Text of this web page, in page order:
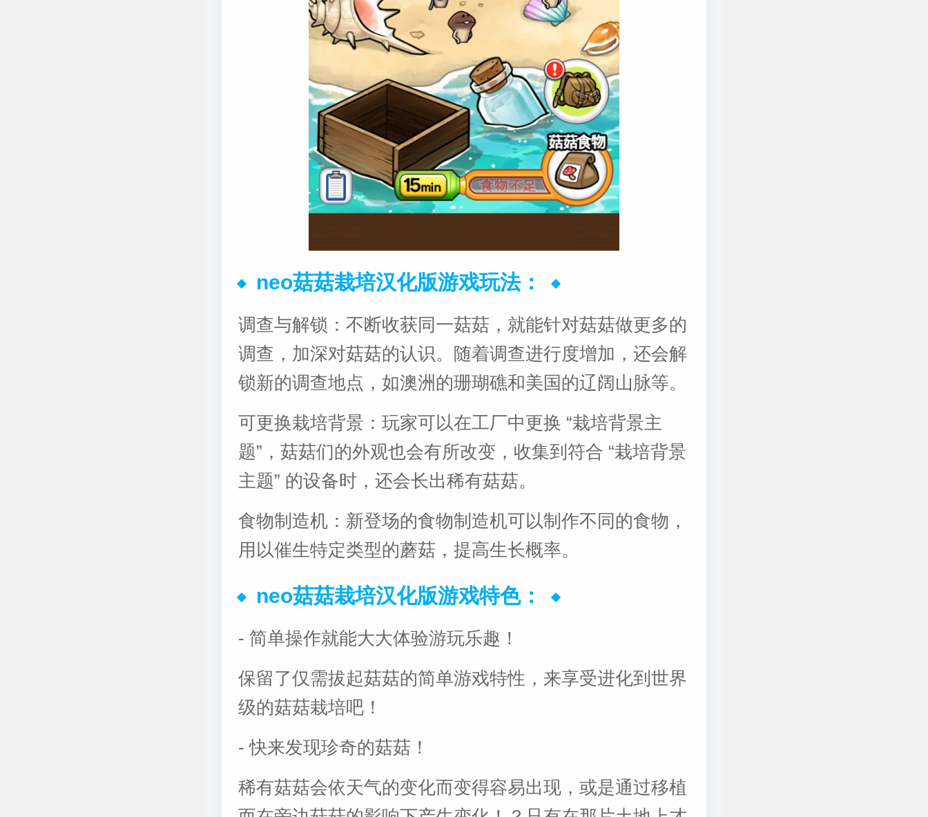
neo菇菇栽培汉化版游戏玩法：
调查与解锁：不断收获同一菇菇，就能针对菇菇做更多的
调查，加深对菇菇的认识。随着调查进行度增加，还会解
锁新的调查地点，如澳洲的珊瑚礁和美国的辽阔山脉等。
可更换栽培背景：玩家可以在工厂中更换 “栽培背景主
题”，菇菇们的外观也会有所改变，收集到符合 “栽培背景
主题” 的设备时，还会长出稀有菇菇。
食物制造机：新登场的食物制造机可以制作不同的食物，
用以催生特定类型的蘑菇，提高生长概率。
neo菇菇栽培汉化版游戏特色：
- 简单操作就能大大体验游玩乐趣！
保留了仅需拔起菇菇的简单游戏特性，来享受进化到世界
级的菇菇栽培吧！
- 快来发现珍奇的菇菇！
稀有菇菇会依天气的变化而变得容易出现，或是通过移植